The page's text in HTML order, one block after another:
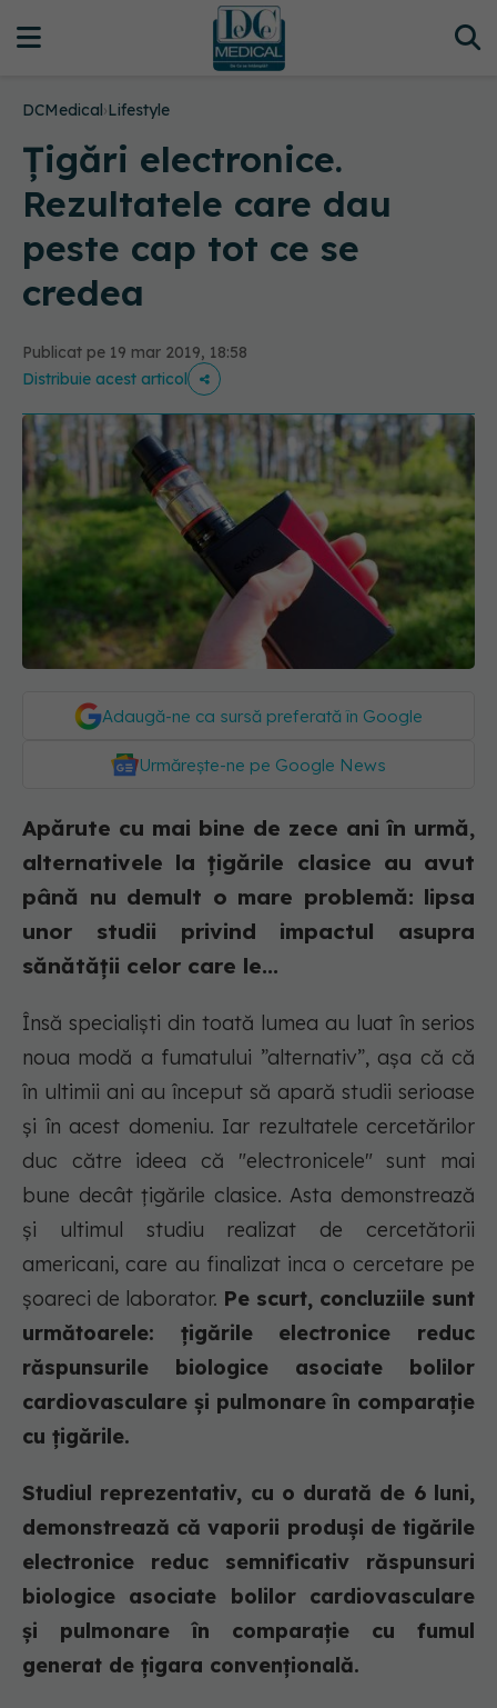
DCMedical›Lifestyle
Țigări electronice.
Rezultatele care dau
peste cap tot ce se
credea
Publicat pe 19 mar 2019, 18:58
Distribuie acest articol
Adaugă-ne ca sursă preferată în Google
Urmărește-ne pe Google News
Apărute cu mai bine de zece ani în urmă,
alternativele la țigările clasice au avut
până nu demult o mare problemă: lipsa
unor studii privind impactul asupra
sănătății celor care le...
Însă specialiști din toată lumea au luat în serios
noua modă a fumatului ”alternativ”, așa că că
în ultimii ani au început să apară studii serioase
și în acest domeniu. Iar rezultatele cercetărilor
duc către ideea că "electronicele" sunt mai
bune decât țigările clasice. Asta demonstrează
și ultimul studiu realizat de cercetătorii
americani, care au finalizat inca o cercetare pe
șoareci de laborator. Pe scurt, concluziile sunt
următoarele: țigările electronice reduc
răspunsurile biologice asociate bolilor
cardiovasculare și pulmonare în comparație
cu țigările.
Studiul reprezentativ, cu o durată de 6 luni,
demonstrează că vaporii produși de tigările
electronice reduc semnificativ răspunsuri
biologice asociate bolilor cardiovasculare
și pulmonare în comparație cu fumul
generat de țigara convențională.